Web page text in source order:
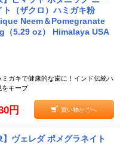
ト（ザクロ）ハミガキ粉
Neem＆Pomegranate
5.29 oz） Himalaya USA
ミガキで健康的な歯に！インド伝統ハ
をキープ
円 買い物かごへ
】ヴェレダ ポメグラネイト